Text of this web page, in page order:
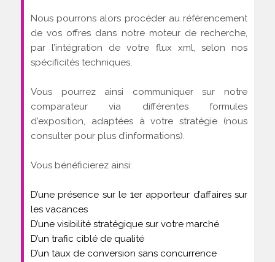
Nous pourrons alors procéder au référencement
de vos offres dans notre moteur de recherche,
par l’intégration de votre flux xml, selon nos
spécificités techniques.
Vous pourrez ainsi communiquer sur notre
comparateur via différentes formules
d'exposition, adaptées à votre stratégie (nous
consulter pour plus d’informations).
Vous bénéficierez ainsi:
D’une présence sur le 1er apporteur d’affaires sur
les vacances
D’une visibilité stratégique sur votre marché
D’un trafic ciblé de qualité
D’un taux de conversion sans concurrence